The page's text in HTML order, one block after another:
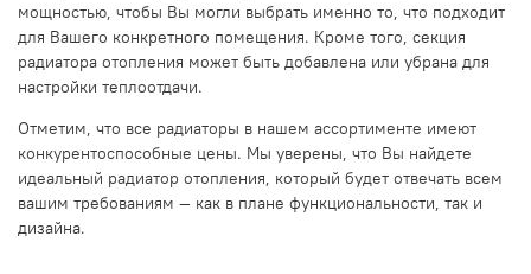
мощностью, чтобы Вы могли выбрать именно то, что подходит
для Вашего конкретного помещения. Кроме того, секция
радиатора отопления может быть добавлена или убрана для
настройки теплоотдачи.
Отметим, что все радиаторы в нашем ассортименте имеют
конкурентоспособные цены. Мы уверены, что Вы найдете
идеальный радиатор отопления, который будет отвечать всем
вашим требованиям — как в плане функциональности, так и
дизайна.